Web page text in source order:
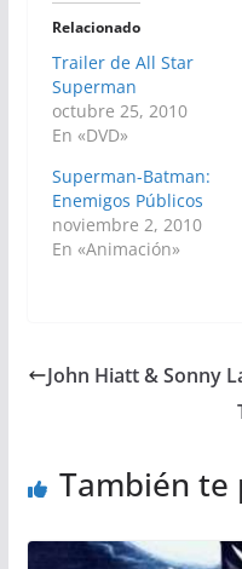
Relacionado
Trailer de All Star
Superman
octubre 25, 2010
En «DVD»
Superman-Batman:
Enemigos Públicos
noviembre 2, 2010
En «Animación»
John Hiatt & Sonny
También te